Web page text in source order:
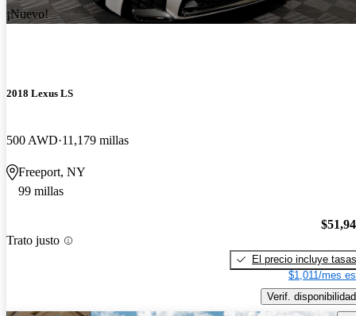
¡Nuevo!
2018 Lexus LS
500 AWD 11,179 millas
Freeport, NY
99 millas
Trato justo
El precio incluye tasas
$1,011/mes
Verif. disponibilidad